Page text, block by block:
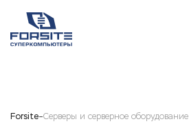
Forsite Серверы и серверное оборудование